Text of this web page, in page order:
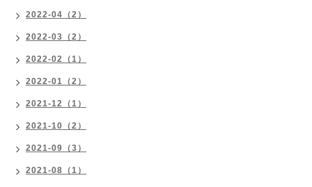
2022-04（2）
2022-03（2）
2022-02（1）
2022-01（2）
2021-12（1）
2021-10（2）
2021-09（3）
2021-08（1）